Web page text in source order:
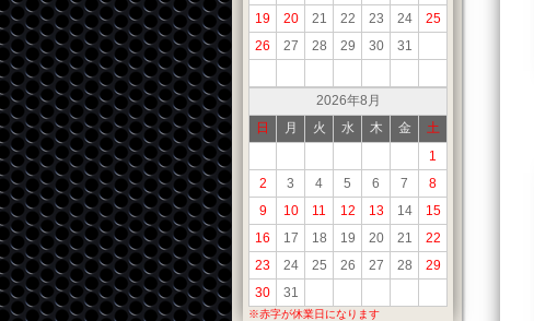
19
20 21 22 23 24
25
26
27 28 29 30 31
2026年8月
日
月 火 水 木 金
土
1
2
3 4 5 6 7
8
9
10 11 12 13 14
15
16
17 18 19 20 21
22
23
24 25 26 27 28
29
30
31
※赤字が休業日になります